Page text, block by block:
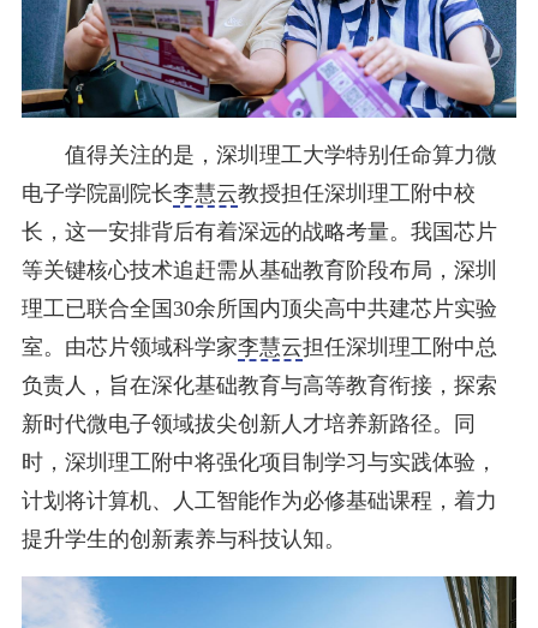
值得关注的是，深圳理工大学特别任命算力微
电子学院副院长李慧云教授担任深圳理工附中校
长，这一安排背后有着深远的战略考量。我国芯片
等关键核心技术追赶需从基础教育阶段布局，深圳
理工已联合全国30余所国内顶尖高中共建芯片实验
室。由芯片领域科学家李慧云担任深圳理工附中总
负责人，旨在深化基础教育与高等教育衔接，探索
新时代微电子领域拔尖创新人才培养新路径。同
时，深圳理工附中将强化项目制学习与实践体验，
计划将计算机、人工智能作为必修基础课程，着力
提升学生的创新素养与科技认知。